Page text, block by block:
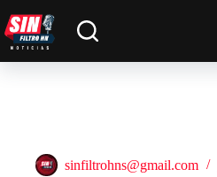
al
contenido
sinfiltrohns@gmail.com